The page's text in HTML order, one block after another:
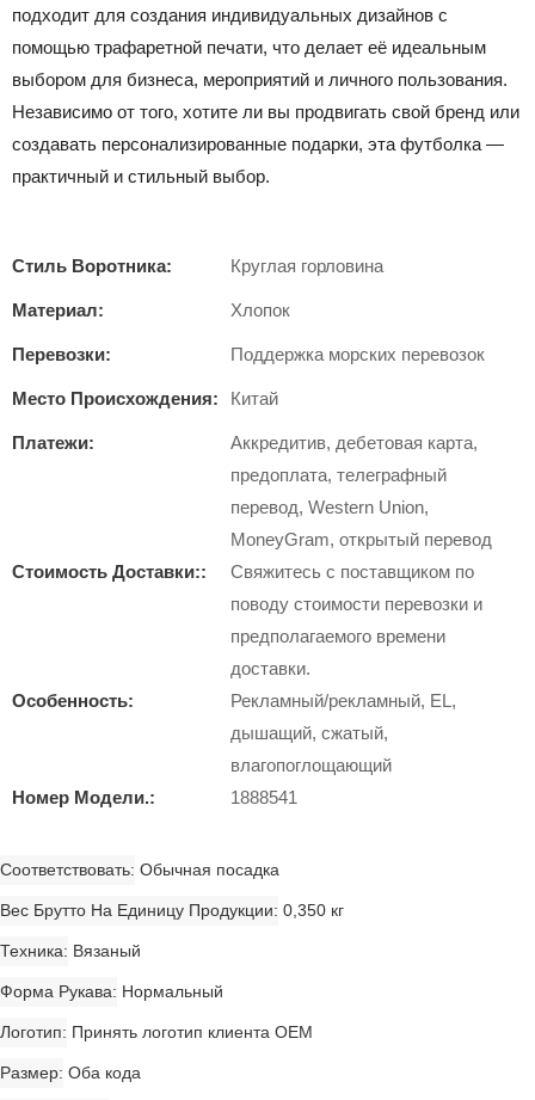
подходит для создания индивидуальных дизайнов с
помощью трафаретной печати, что делает её идеальным
выбором для бизнеса, мероприятий и личного пользования.
Независимо от того, хотите ли вы продвигать свой бренд или
создавать персонализированные подарки, эта футболка —
практичный и стильный выбор.
Стиль Воротника: Круглая горловина
Материал: Хлопок
Перевозки: Поддержка морских перевозок
Место Происхождения: Китай
Платежи:
Аккредитив, дебетовая карта,
предоплата, телеграфный
перевод, Western Union,
MoneyGram, открытый перевод
Стоимость Доставки::
Свяжитесь с поставщиком по
поводу стоимости перевозки и
предполагаемого времени
доставки.
Особенность:
Рекламный/рекламный, EL,
дышащий, сжатый,
влагопоглощающий
Номер Модели.:
1888541
Соответствовать Обычная посадка
Вес Брутто На Единицу Продукции 0,350 кг
Техника Вязаный
Форма Рукава Нормальный
Логотип Принять логотип клиента OEM
Размер Оба кода